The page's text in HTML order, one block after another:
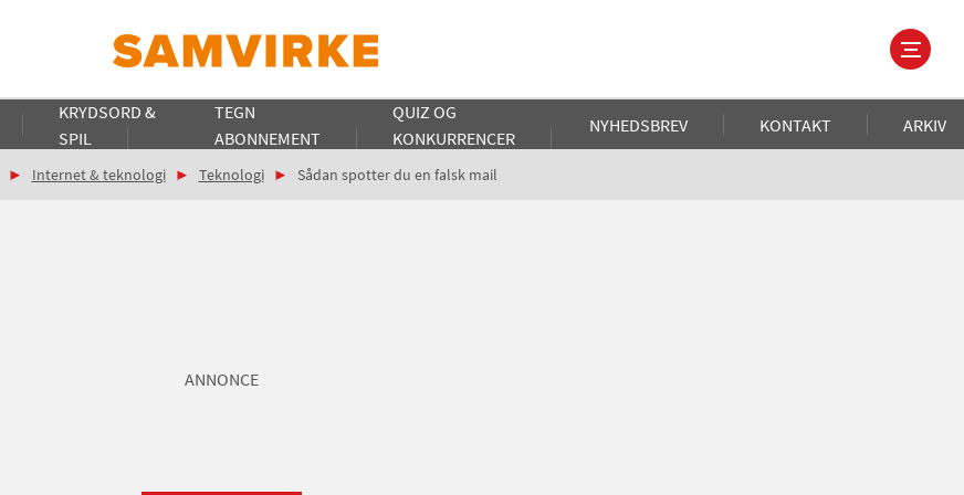
KRYDSORD &
SPIL
TEGN
ABONNEMENT
QUIZ OG
KONKURRENCER
NYHEDSBREV KONTAKT ARKIV
Internet & teknologi Teknologi Sådan spotter du en falsk mail
ANNONCE